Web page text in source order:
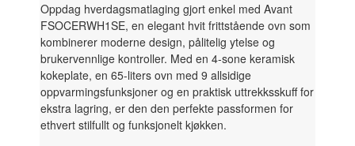
Oppdag hverdagsmatlaging gjort enkel med Avant
FSOCERWH1SE, en elegant hvit frittstående ovn som
kombinerer moderne design, pålitelig ytelse og
brukervennlige kontroller. Med en 4-sone keramisk
kokeplate, en 65-liters ovn med 9 allsidige
oppvarmingsfunksjoner og en praktisk uttrekksskuff for
ekstra lagring, er den den perfekte passformen for
ethvert stilfullt og funksjonelt kjøkken.